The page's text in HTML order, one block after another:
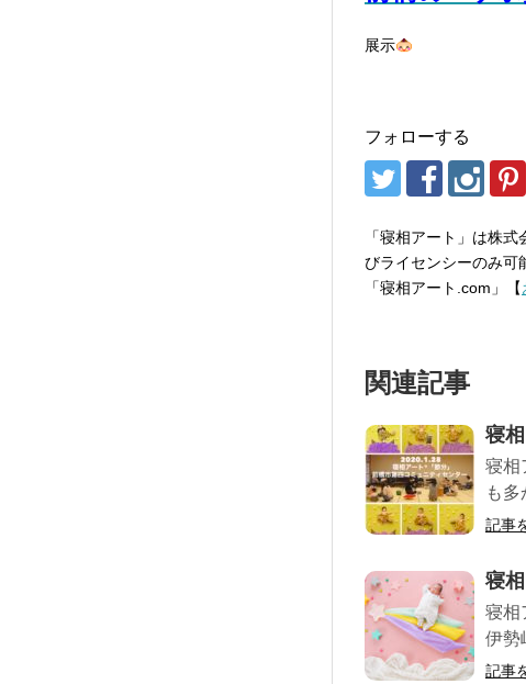
展示
フォローする
「寝相アート」は株
びライセンシーのみ可
「寝相アート.com」【
関連記事
寝
寝相
も
記事
寝
寝相
伊勢
記事